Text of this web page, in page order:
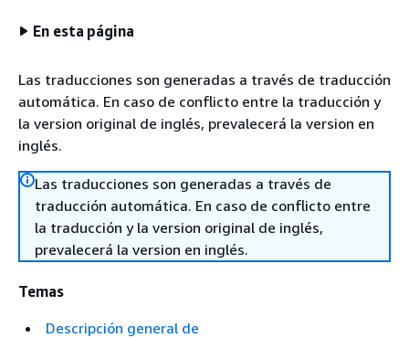
En esta página
Las traducciones son generadas a través de traducción
automática. En caso de conflicto entre la traducción y
la version original de inglés, prevalecerá la version en
inglés.
Las traducciones son generadas a través de
traducción automática. En caso de conflicto entre
la traducción y la version original de inglés,
prevalecerá la version en inglés.
Temas
Descripción general de